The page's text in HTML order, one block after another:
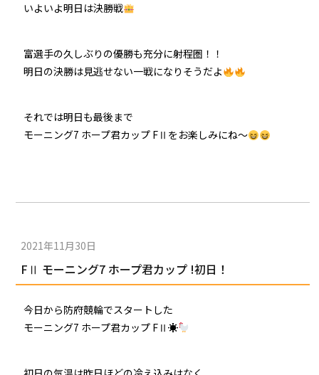
いよいよ明日は決勝戦
富選手の久しぶりの優勝も充分に射程圏！！
明日の決勝は見逃せない一戦になりそうだよ
それでは明日も最後まで
モーニング7 ホープ君カップ FⅡをお楽しみにね～
2021年11月30日
FⅡ モーニング7 ホープ君カップ !初日！
今日から防府競輪でスタートした
モーニング7 ホープ君カップ FⅡ☀